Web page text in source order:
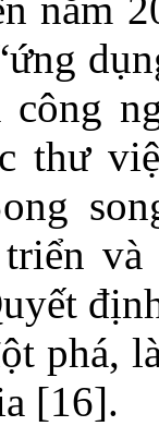
thư
phá,
[16].